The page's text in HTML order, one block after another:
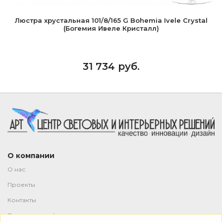
Люстра хрустальная 101/8/165 G Bohemia Ivele Crystal
(Богемия Ивеле Кристалл)
31 734 руб.
О компании
О нас
Проекты
Контакты
Политика конфиденциальности